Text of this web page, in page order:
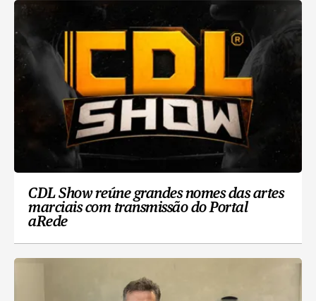
CDL Show reúne grandes nomes das artes
marciais com transmissão do Portal
aRede